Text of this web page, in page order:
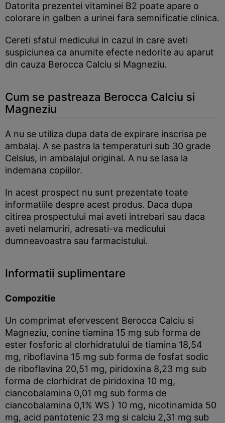
Datorita prezentei vitaminei B2 poate apare o
colorare in galben a urinei fara semnificatie clinica.
Cereti sfatul medicului in cazul in care aveti
suspiciunea ca anumite efecte nedorite au aparut
din cauza Berocca Calciu si Magneziu.
Cum se pastreaza Berocca Calciu si
Magneziu
A nu se utiliza dupa data de expirare inscrisa pe
ambalaj. A se pastra la temperaturi sub 30 grade
Celsius, in ambalajul original. A nu se lasa la
indemana copiilor.
In acest prospect nu sunt prezentate toate
informatiile despre acest produs. Daca dupa
citirea prospectului mai aveti intrebari sau daca
aveti nelamuriri, adresati-va medicului
dumneavoastra sau farmacistului.
Informatii suplimentare
Compozitie
Un comprimat efervescent Berocca Calciu si
Magneziu, conine tiamina 15 mg sub forma de
ester fosforic al clorhidratului de tiamina 18,54
mg, riboflavina 15 mg sub forma de fosfat sodic
de riboflavina 20,51 mg, piridoxina 8,23 mg sub
forma de clorhidrat de piridoxina 10 mg,
ciancobalamina 0,01 mg sub forma de
ciancobalamina 0,1% WS ) 10 mg, nicotinamida 50
mg, acid pantotenic 23 mg si calciu 2,31 mg sub